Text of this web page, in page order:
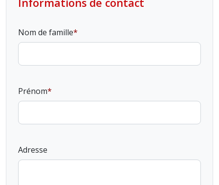
Nom de famille
Prénom
Adresse